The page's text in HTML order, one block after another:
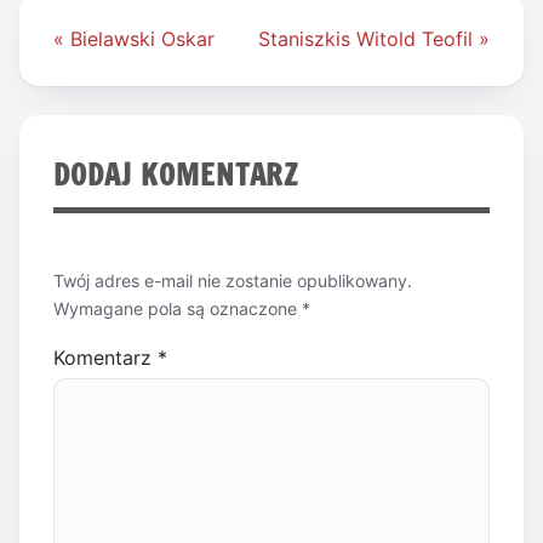
Nawigacja
« Bielawski Oskar Staniszkis Witold Teofil »
DODAJ KOMENTARZ
Twój adres e-mail nie zostanie opublikowany.
Wymagane pola są oznaczone *
Komentarz *